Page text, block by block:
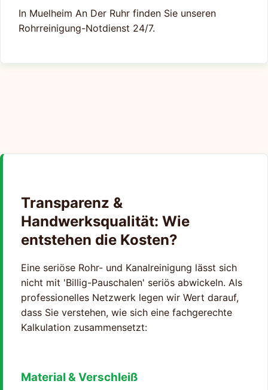
In Muelheim An Der Ruhr finden Sie unseren
Rohrreinigung-Notdienst 24/7.
Transparenz &
Handwerksqualität: Wie
entstehen die Kosten?
Eine seriöse Rohr- und Kanalreinigung lässt sich
nicht mit 'Billig-Pauschalen' seriös abwickeln. Als
professionelles Netzwerk legen wir Wert darauf,
dass Sie verstehen, wie sich eine fachgerechte
Kalkulation zusammensetzt:
Material & Verschleiß